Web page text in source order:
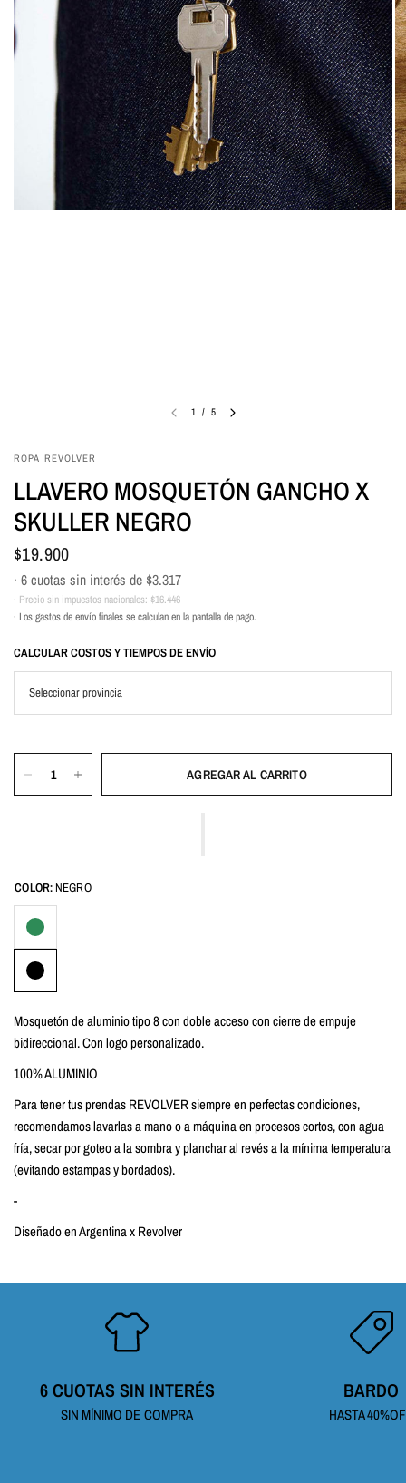
1 / 5
ROPA REVOLVER
LLAVERO MOSQUETÓN GANCHO X
SKULLER NEGRO
$19.900
· 6 cuotas sin interés de $3.317
· Precio sin impuestos nacionales: $16.446
· Los gastos de envío finales se calculan en la pantalla de pago.
CALCULAR COSTOS Y TIEMPOS DE ENVÍO
AGREGAR AL CARRITO
COLOR:NEGRO
Mosquetón de aluminio tipo 8 con doble acceso con cierre de empuje
bidireccional. Con logo personalizado.
100% ALUMINIO
Para tener tus prendas REVOLVER siempre en perfectas condiciones,
recomendamos lavarlas a mano o a máquina en procesos cortos, con agua
fría, secar por goteo a la sombra y planchar al revés a la mínima temperatura
(evitando estampas y bordados).
-
Diseñado en Argentina x Revolver
6 CUOTAS SIN INTERÉS
SIN MÍNIMO DE COMPRA
BARDO
HASTA